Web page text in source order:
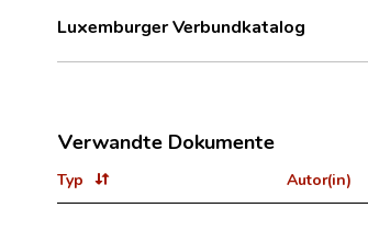
Luxemburger Verbundkatalog
Verwandte Dokumente
Typ Autor(in)